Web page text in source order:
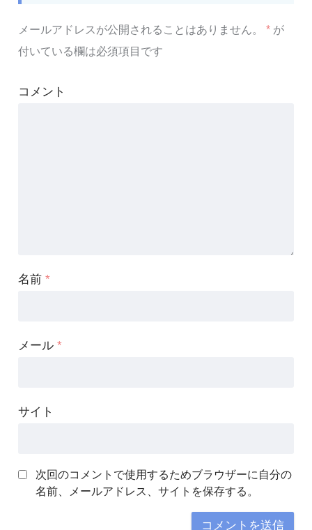
メールアドレスが公開されることはありません。 *が
付いている欄は必須項目です
コメント
名前 *
メール *
サイト
次回のコメントで使用するためブラウザーに自分の
名前、メールアドレス、サイトを保存する。